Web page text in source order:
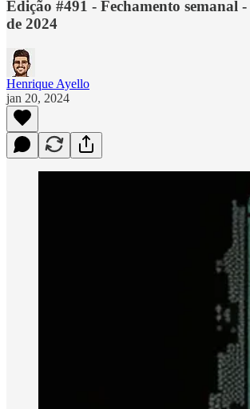
Edição #491 - Fechamento semanal
de 2024
Henrique Ayello
jan 20, 2024